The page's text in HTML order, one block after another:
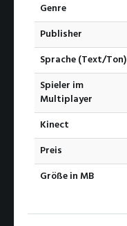
Genre
Publisher
Sprache (Text/Ton)
Spieler im
Multiplayer
Kinect
Preis
Größe in MB